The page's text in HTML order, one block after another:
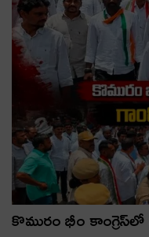
కొమురం భీం